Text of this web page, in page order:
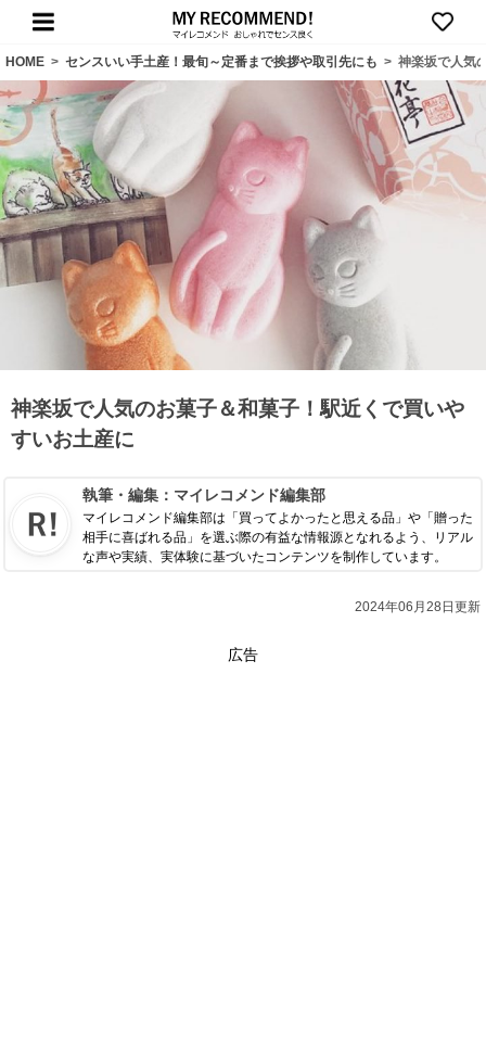
HOME > センスいい手土産！最旬～定番まで挨拶や取引先にも > 神楽坂で人気
神楽坂で人気のお菓子＆和菓子！駅近くで買いや
すいお土産に
執筆・編集： マイレコメンド編集部
マイレコメンド編集部は「買ってよかったと思える品」や「贈った
相手に喜ばれる品」を選ぶ際の有益な情報源となれるよう、リアル
な声や実績、実体験に基づいたコンテンツを制作しています。
2024年06月28日更新
広告